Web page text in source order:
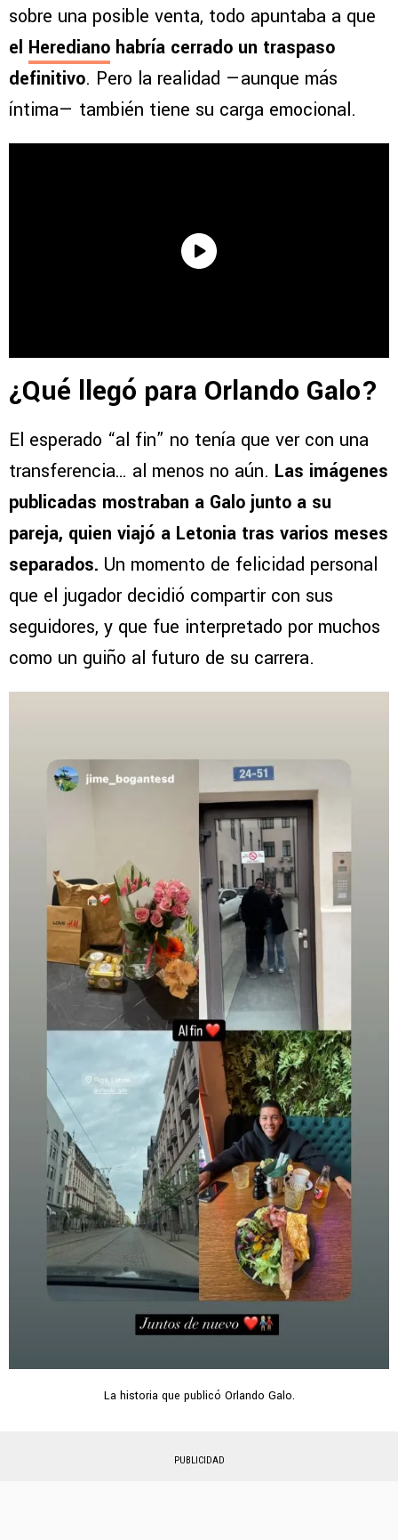
sobre una posible venta, todo apuntaba a que
el Herediano habría cerrado un traspaso
definitivo. Pero la realidad —aunque más
íntima— también tiene su carga emocional.
¿Qué llegó para Orlando Galo?
El esperado “al fin” no tenía que ver con una
transferencia… al menos no aún. Las imágenes
publicadas mostraban a Galo junto a su
pareja, quien viajó a Letonia tras varios meses
separados. Un momento de felicidad personal
que el jugador decidió compartir con sus
seguidores, y que fue interpretado por muchos
como un guiño al futuro de su carrera.
La historia que publicó Orlando Galo.
PUBLICIDAD